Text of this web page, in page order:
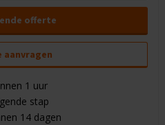
offerte
aanvragen
1 uur
stap
14 dagen